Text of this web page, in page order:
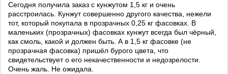
Сегодня получила заказ с кунжутом 1,5 кг и очень
расстроилась. Кунжут совершенно другого качества, нежели
тот, который покупала в прозрачных 0,25 кг фасовках. В
маленьких (прозрачных) фасовках кунжут всегда был чёрный,
как смоль, какой и должен быть. А в 1,5 кг фасовке (не
прозрачная фасовка) пришёл бурого цвета, что
свидетельствует о его некачественности и недозрелости.
Очень жаль. Не ожидала.